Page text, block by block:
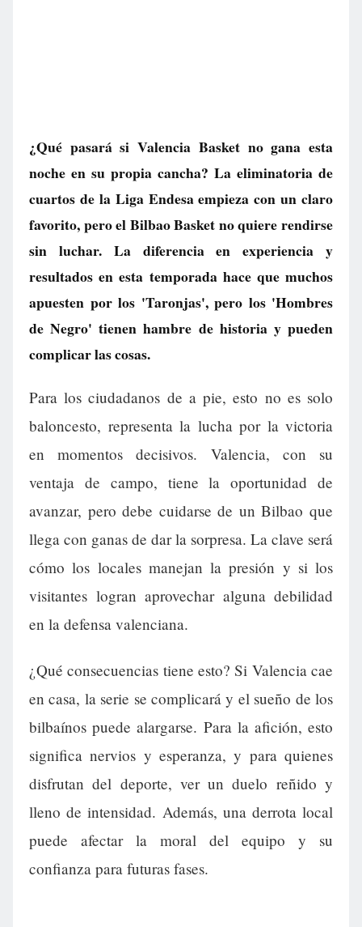
¿Qué pasará si Valencia Basket no gana esta
noche en su propia cancha? La eliminatoria de
cuartos de la Liga Endesa empieza con un claro
favorito, pero el Bilbao Basket no quiere rendirse
sin luchar. La diferencia en experiencia y
resultados en esta temporada hace que muchos
apuesten por los 'Taronjas', pero los 'Hombres
de Negro' tienen hambre de historia y pueden
complicar las cosas.
Para los ciudadanos de a pie, esto no es solo
baloncesto, representa la lucha por la victoria
en momentos decisivos. Valencia, con su
ventaja de campo, tiene la oportunidad de
avanzar, pero debe cuidarse de un Bilbao que
llega con ganas de dar la sorpresa. La clave será
cómo los locales manejan la presión y si los
visitantes logran aprovechar alguna debilidad
en la defensa valenciana.
¿Qué consecuencias tiene esto? Si Valencia cae
en casa, la serie se complicará y el sueño de los
bilbaínos puede alargarse. Para la afición, esto
significa nervios y esperanza, y para quienes
disfrutan del deporte, ver un duelo reñido y
lleno de intensidad. Además, una derrota local
puede afectar la moral del equipo y su
confianza para futuras fases.